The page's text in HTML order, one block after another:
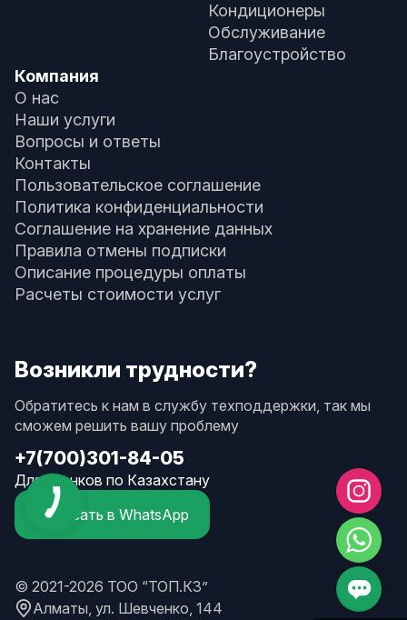
Кондиционеры
Обслуживание
Благоустройство
Компания
О нас
Наши услуги
Вопросы и ответы
Контакты
Пользовательское соглашение
Политика конфиденциальности
Соглашение на хранение данных
Правила отмены подписки
Описание процедуры оплаты
Расчеты стоимости услуг
Возникли трудности?
Обратитесь к нам в службу техподдержки, так мы
сможем решить вашу проблему
+7(700)301-84-05
Для звонков по Казахстану
Написать в WhatsApp
© 2021-2026 ТОО “ТОП.КЗ”
Алматы, ул. Шевченко, 144